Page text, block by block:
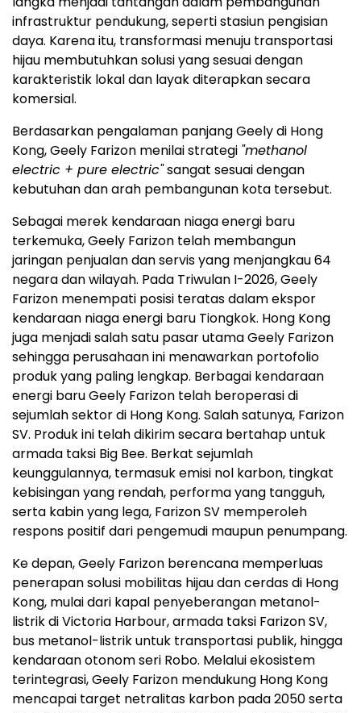
infrastruktur pendukung, seperti stasiun pengisian
daya. Karena itu, transformasi menuju transportasi
hijau membutuhkan solusi yang sesuai dengan
karakteristik lokal dan layak diterapkan secara
komersial.
Berdasarkan pengalaman panjang Geely di Hong
Kong, Geely Farizon menilai strategi "methanol
electric + pure electric"sangat sesuai dengan
kebutuhan dan arah pembangunan kota tersebut.
Sebagai merek kendaraan niaga energi baru
terkemuka, Geely Farizon telah membangun
jaringan penjualan dan servis yang menjangkau 64
negara dan wilayah. Pada Triwulan I-2026, Geely
Farizon menempati posisi teratas dalam ekspor
kendaraan niaga energi baru Tiongkok. Hong Kong
juga menjadi salah satu pasar utama Geely Farizon
sehingga perusahaan ini menawarkan portofolio
produk yang paling lengkap. Berbagai kendaraan
energi baru Geely Farizon telah beroperasi di
sejumlah sektor di Hong Kong. Salah satunya, Farizon
SV. Produk ini telah dikirim secara bertahap untuk
armada taksi Big Bee. Berkat sejumlah
keunggulannya, termasuk emisi nol karbon, tingkat
kebisingan yang rendah, performa yang tangguh,
serta kabin yang lega, Farizon SV memperoleh
respons positif dari pengemudi maupun penumpang.
Ke depan, Geely Farizon berencana memperluas
penerapan solusi mobilitas hijau dan cerdas di Hong
Kong, mulai dari kapal penyeberangan metanol-
listrik di Victoria Harbour, armada taksi Farizon SV,
bus metanol-listrik untuk transportasi publik, hingga
kendaraan otonom seri Robo. Melalui ekosistem
terintegrasi, Geely Farizon mendukung Hong Kong
mencapai target netralitas karbon pada 2050 serta